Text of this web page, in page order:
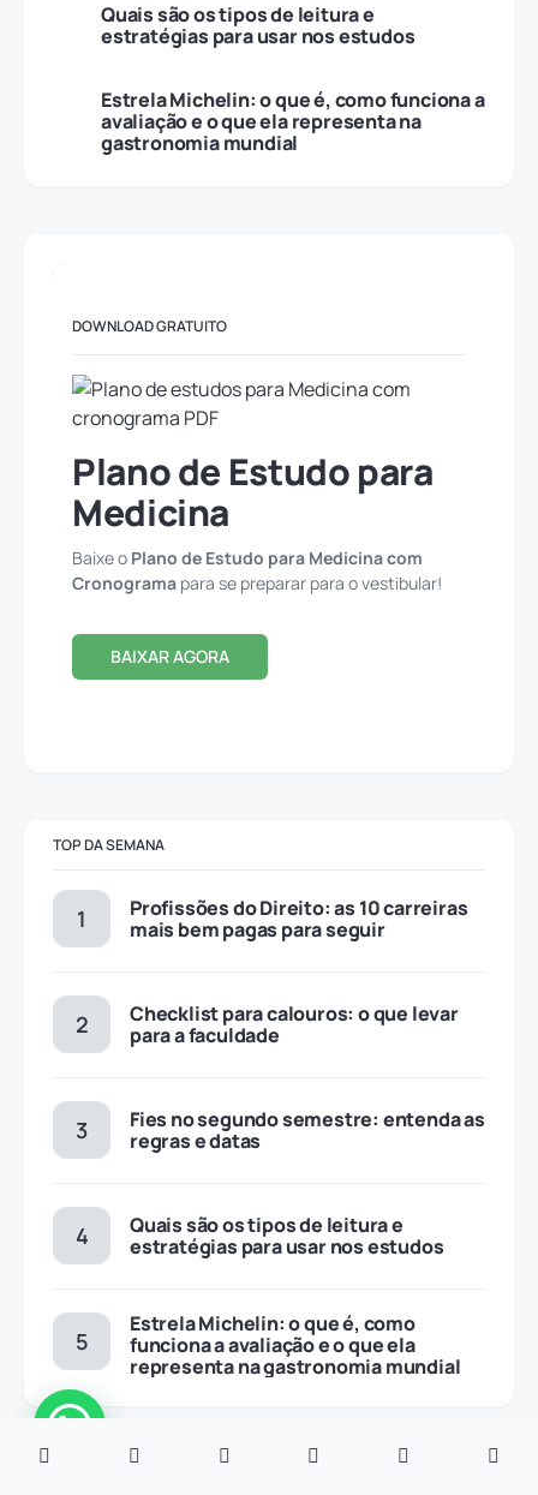
Quais são os tipos de leitura e
estratégias para usar nos estudos
Estrela Michelin: o que é, como funciona a
avaliação e o que ela representa na
gastronomia mundial
DOWNLOAD GRATUITO
Plano de Estudo para
Medicina
Baixe o Plano de Estudo para Medicina com
Cronograma para se preparar para o vestibular!
BAIXAR AGORA
TOP DA SEMANA
Profissões do Direito: as 10 carreiras
mais bem pagas para seguir
Checklist para calouros: o que levar
para a faculdade
Fies no segundo semestre: entenda as
regras e datas
Quais são os tipos de leitura e
estratégias para usar nos estudos
Estrela Michelin: o que é, como
funciona a avaliação e o que ela
representa na gastronomia mundial